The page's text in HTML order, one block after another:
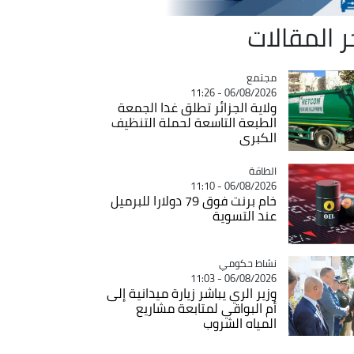
المقالات
Catégorie
مجتمع
06/08/2026 - 11:26
ولاية الجزائر تطلق غدا الجمعة
الطبعة التاسعة لحملة التنظيف
الكبرى
Catégorie
الطاقة
06/08/2026 - 11:10
خام برنت فوق 79 دولارا للبرميل
عند التسوية
Catégorie
نشاط حكومي
06/08/2026 - 11:03
وزير الري يباشر زيارة ميدانية إلى
أم البواقي لمتابعة مشاريع
المياه الشروب